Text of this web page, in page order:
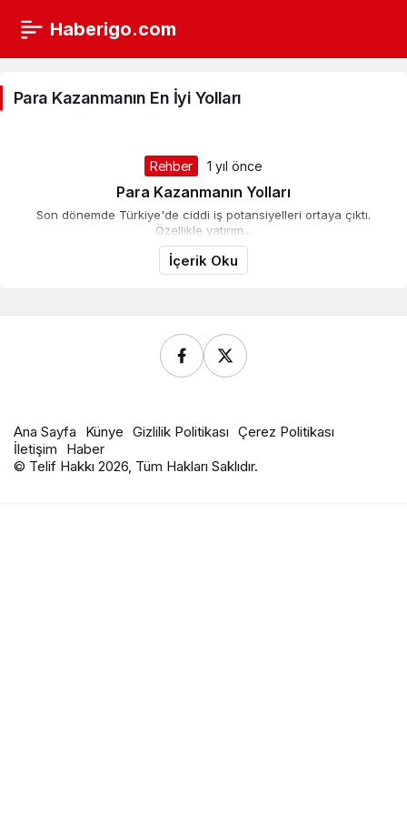
Haberigo.com
Para
Kazanmanın
Yolları
Haberleri
Para Kazanmanın En İyi Yolları
Rehber 1 yıl önce
Para Kazanmanın Yolları
Son dönemde Türkiye'de ciddi iş potansiyelleri ortaya çıktı.
Özellikle yatırım...
İçerik Oku
Ana Sayfa Künye Gizlilik Politikası Çerez Politikası
İletişim
Haber
© Telif Hakkı 2026, Tüm Hakları Saklıdır.